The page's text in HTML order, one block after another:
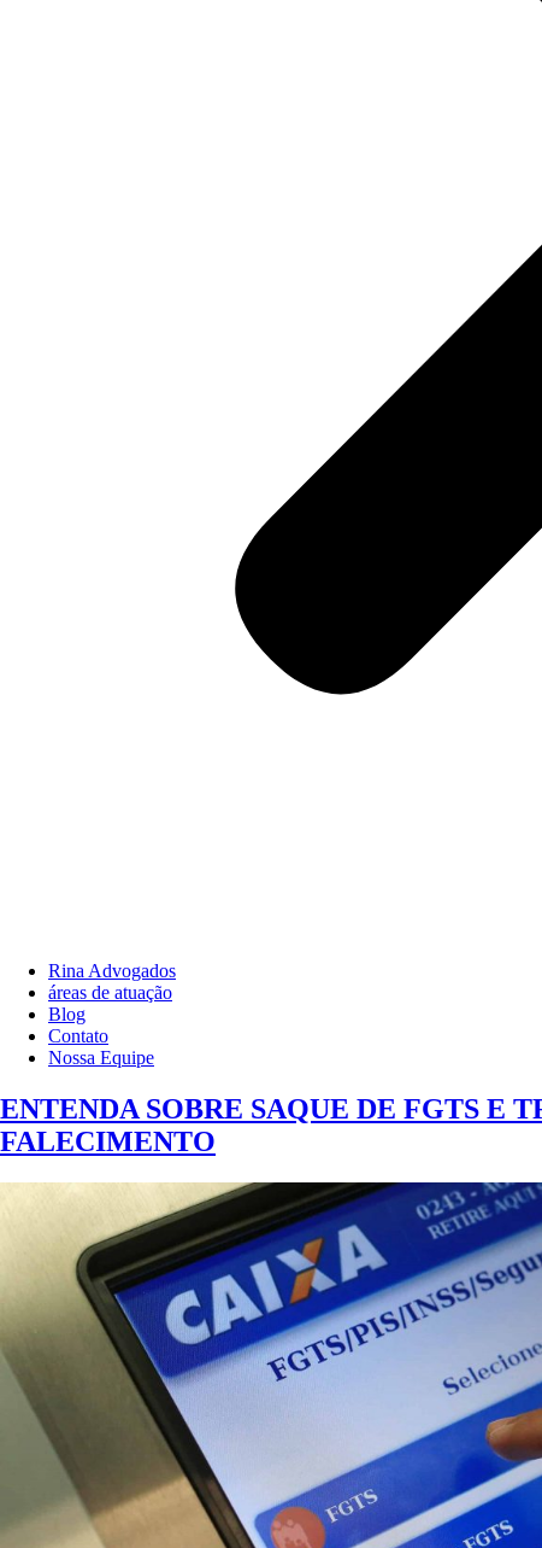
Rina Advogados
áreas de atuação
Blog
Contato
Nossa Equipe
ENTENDA SOBRE SAQUE DE FGTS E
FALECIMENTO